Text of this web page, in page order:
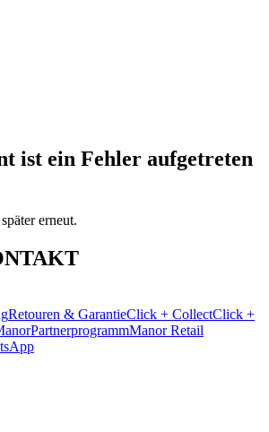
ist ein Fehler aufgetreten
erneut.
Retouren & GarantieClick + CollectClick +
PartnerprogrammManor Retail